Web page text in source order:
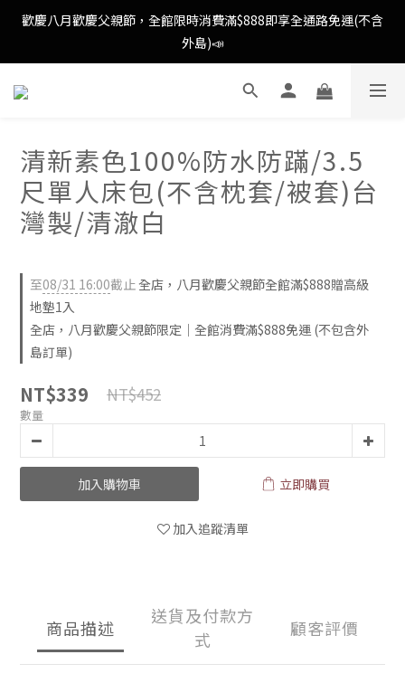
歡慶八月歡慶父親節，全館限時消費滿$888即享全通路免運(不含
外島)📣
歡慶八月歡慶父親節，全館限時消費滿$888即享全通路免運(不含
外島)📣
歡慶八月歡慶父親節，新加入會員即可得購物金$88📣
消費滿額即可成為VIP📣
歡慶八月歡慶父親節，全館限時消費滿$888即享全通路免運(不含
清新素色100%防水防蹣/3.5
尺單人床包(不含枕套/被套)台
灣製/清澈白
至08/31 16:00截止 全店，八月歡慶父親節全館滿$888贈高級
地墊1入
全店，八月歡慶父親節限定｜全館消費滿$888免運 (不包含外
島訂單)
NT$339 NT$452
數量
加入購物車 立即購買
加入追蹤清單
商品描述
送貨及付款方
式
顧客評價